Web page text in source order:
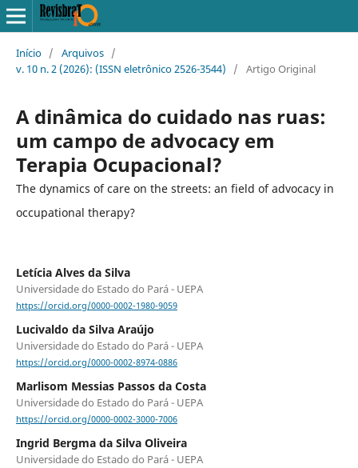
Início / Arquivos /
v. 10 n. 2 (2026): (ISSN eletrônico 2526-3544)
/ Artigo Original
A dinâmica do cuidado nas ruas:
um campo de advocacy em
Terapia Ocupacional?
The dynamics of care on the streets: an field of advocacy in
occupational therapy?
Letícia Alves da Silva
Universidade do Estado do Pará - UEPA
https://orcid.org/0000-0002-1980-9059
Lucivaldo da Silva Araújo
Universidade do Estado do Pará - UEPA
https://orcid.org/0000-0002-8974-0886
Marlisom Messias Passos da Costa
Universidade do Estado do Pará - UEPA
https://orcid.org/0000-0002-3000-7006
Ingrid Bergma da Silva Oliveira
Universidade do Estado do Pará - UEPA